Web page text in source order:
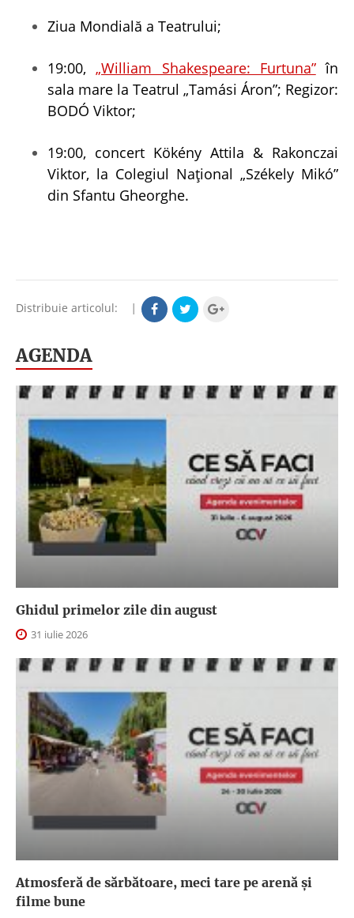
Ziua Mondială a Teatrului;
19:00, „William Shakespeare: Furtuna”în
sala mare la Teatrul „Tamási Áron”; Regizor:
BODÓ Viktor;
19:00, concert Kökény Attila & Rakonczai
Viktor, la Colegiul Național „Székely Mikó”
din Sfantu Gheorghe.
Distribuie articolul: |
AGENDA
Ghidul primelor zile din august
31 iulie 2026
Atmosferă de sărbătoare, meci tare pe arenă și
filme bune